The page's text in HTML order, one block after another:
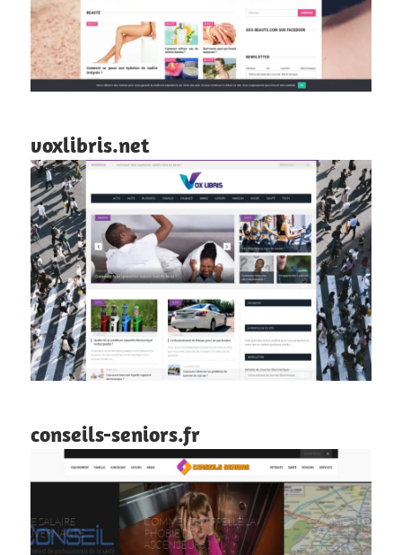
voxlibris.net
conseils-seniors.fr